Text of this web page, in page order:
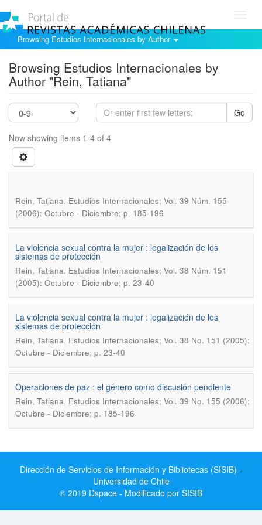
Browsing Estudios Internacionales by Author
Browsing Estudios Internacionales by
Author "Rein, Tatiana"
Go
Now showing items 1-4 of 4
Rein, Tatiana. Estudios Internacionales; Vol. 39 Núm. 155
(2006): Octubre - Diciembre; p. 185-196
La violencia sexual contra la mujer : legalización de los
sistemas de protección
Rein, Tatiana. Estudios Internacionales; Vol. 38 Núm. 151
(2005): Octubre - Diciembre; p. 23-40
La violencia sexual contra la mujer : legalización de los
sistemas de protección
Rein, Tatiana. Estudios Internacionales; Vol. 38 No. 151 (2005):
Octubre - Diciembre; p. 23-40
Operaciones de paz : el género como discusión pendiente
Rein, Tatiana. Estudios Internacionales; Vol. 39 No. 155 (2006):
Octubre - Diciembre; p. 185-196
Dirección de Servicios de Información y Bibliotecas (SISIB) -
Universidad de Chile
© 2019 Dspace - Modificado por SISIB